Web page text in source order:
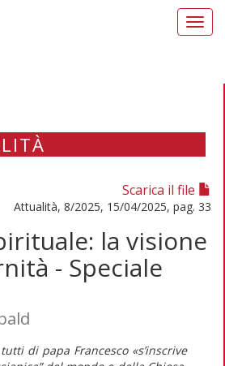
Scarica il file
Attualità, 8/2025, 15/04/2025, pag. 33
la visione
- Speciale
tutti di papa Francesco «s’inscrive